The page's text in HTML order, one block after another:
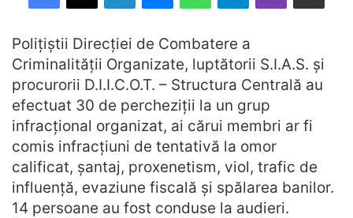
Polițiștii Direcției de Combatere a
Criminalității Organizate, luptătorii S.I.A.S. și
procurorii D.I.I.C.O.T. – Structura Centrală au
efectuat 30 de percheziții la un grup
infracțional organizat, ai cărui membri ar fi
comis infracțiuni de tentativă la omor
calificat, șantaj, proxenetism, viol, trafic de
influență, evaziune fiscală și spălarea banilor.
14 persoane au fost conduse la audieri.